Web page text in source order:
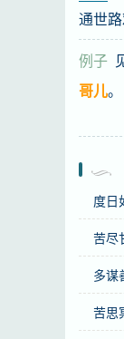
通世
例子
哥儿
拼音
注音
繁体
感情
度日
苦尽
多谋
苦思